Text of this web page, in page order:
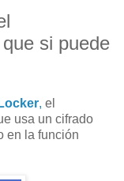
si puede
, el
usa un cifrado
en la función